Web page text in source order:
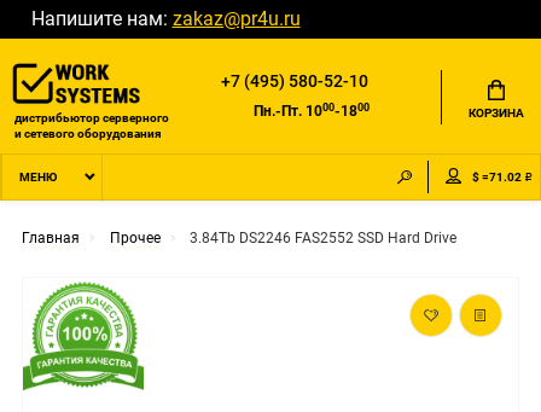
Напишите нам: zakaz@pr4u.ru
дистрибьютор серверного
и сетевого оборудования
+7 (495) 580-52-10
Пн.-Пт. 1000-1800 КОРЗИНА
МЕНЮ $ =71.02 ₽
Главная Прочее 3.84Tb DS2246 FAS2552 SSD Hard Drive